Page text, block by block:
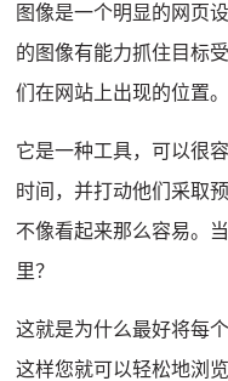
图像是一个明显的网页
的图像有能力抓住目标
们在网站上出现的位置。
它是一种工具，可以很
时间，并打动他们采取
不像看起来那么容易。
里？
这就是为什么最好将每
这样您就可以轻松地浏